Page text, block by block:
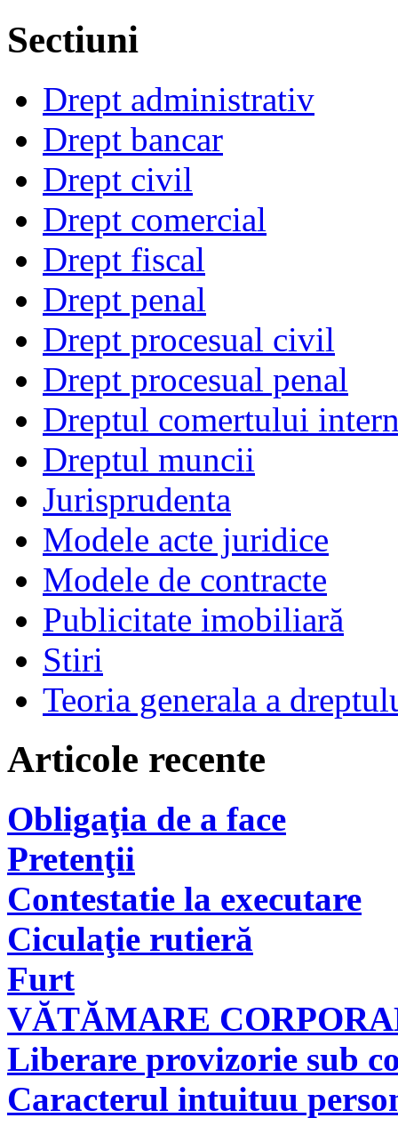
Sectiuni
Drept administrativ
Drept bancar
Drept civil
Drept comercial
Drept fiscal
Drept penal
Drept procesual civil
Drept procesual penal
Dreptul comertului
Dreptul muncii
Jurisprudenta
Modele acte juridice
Modele de contracte
Publicitate imobiliară
Stiri
Teoria generala a
Articole recente
Obligaţia de a face
Pretenţii
Contestatie la executare
Ciculaţie rutieră
Furt
VĂTĂMARE
Liberare provizorie sub
Caracterul intuituu